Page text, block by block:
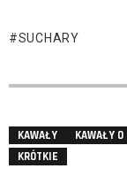
SUCHARY
KAWAŁY KAWAŁY O
KRÓTKIE